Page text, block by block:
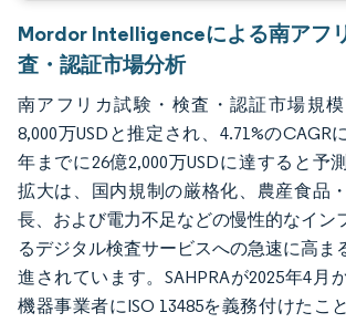
Mordor Intelligenceによる南アフ
査・認証市場分析
南アフリカ試験・検査・認証市場規模
8,000万USDと推定され、4.71%のCAGR
年までに26億2,000万USDに達すると予
拡大は、国内規制の厳格化、農産食品
長、および電力不足などの慢性的なイン
るデジタル検査サービスへの急速に高ま
進されています。SAHPRAが2025年4月
機器事業者にISO 13485を義務付けたこ